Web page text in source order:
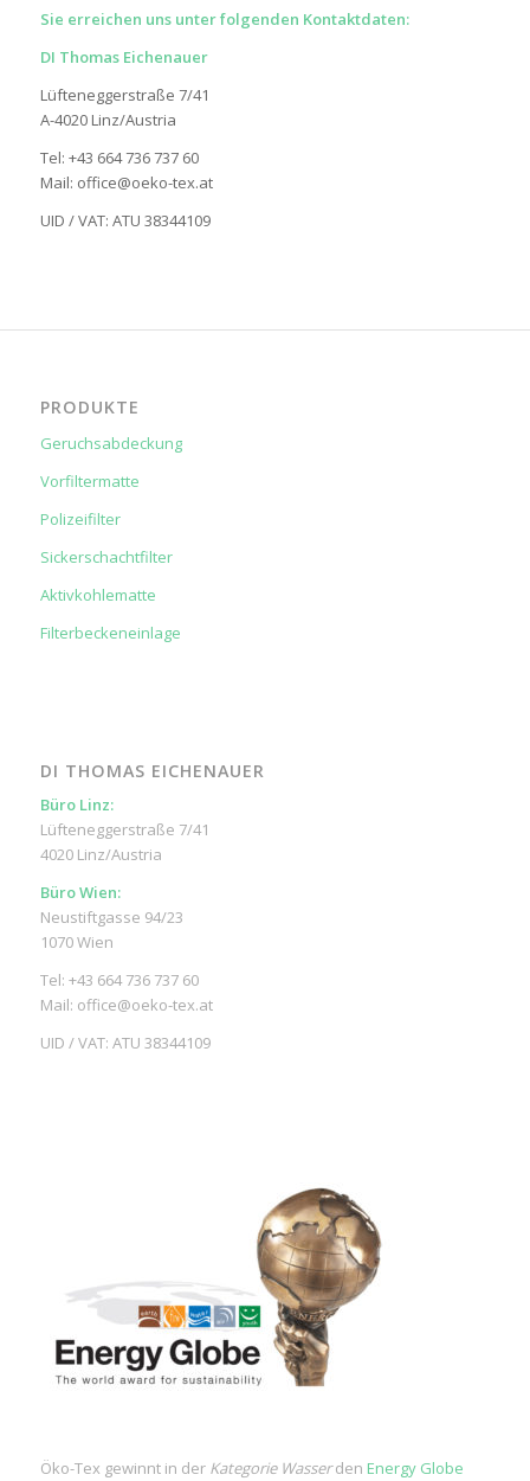
Sie erreichen uns unter folgenden Kontaktdaten:
DI Thomas Eichenauer
Lüfteneggerstraße 7/41
A-4020 Linz/Austria
Tel: +43 664 736 737 60
Mail: office@oeko-tex.at
UID / VAT: ATU 38344109
PRODUKTE
Geruchsabdeckung
Vorfiltermatte
Polizeifilter
Sickerschachtfilter
Aktivkohlematte
Filterbeckeneinlage
DI THOMAS EICHENAUER
Büro Linz:
Lüfteneggerstraße 7/41
4020 Linz/Austria
Büro Wien:
Neustiftgasse 94/23
1070 Wien
Tel: +43 664 736 737 60
Mail: office@oeko-tex.at
UID / VAT: ATU 38344109
Öko-Tex gewinnt in der Kategorie Wasserden Energy Globe